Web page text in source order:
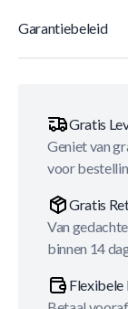
Garantiebeleid
Gratis
Geniet van
voor
Gratis
Van
binnen 14
Flexibele